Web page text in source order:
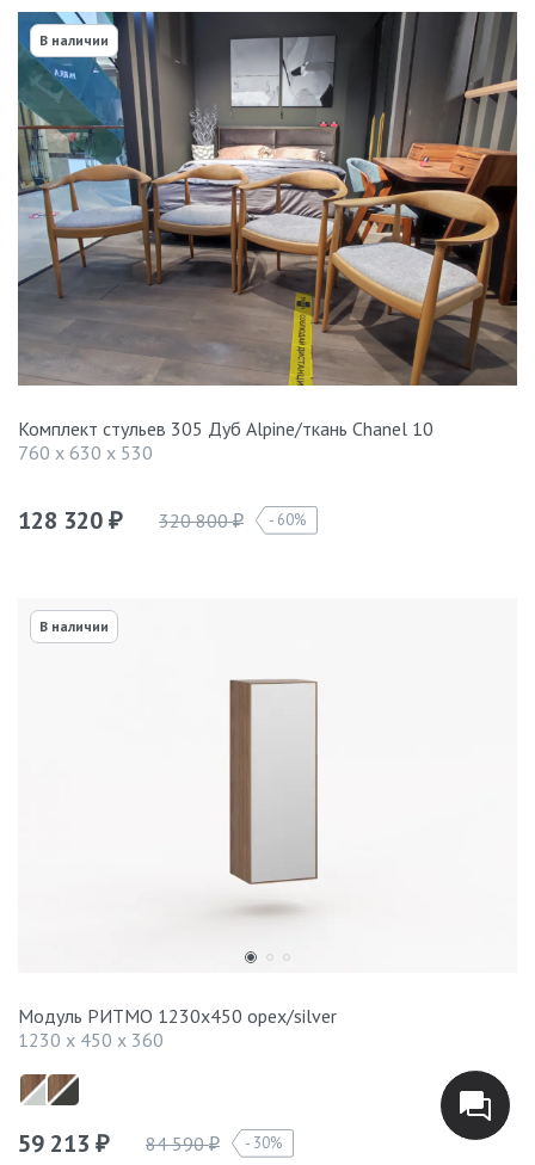
В наличии
Комплект стульев 305 Дуб Alpine/ткань Chanel 10
760 x 630 x 530
128 320 ₽ 320 800₽ 60%
В наличии
Модуль РИТМО 1230х450 орех/silver
1230 x 450 x 360
59 213 ₽ 84 590₽ 30%